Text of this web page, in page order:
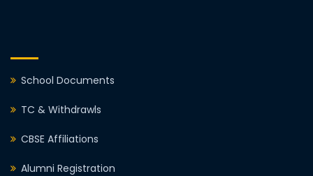
School Documents
TC & Withdrawls
CBSE Affiliations
Alumni Registration